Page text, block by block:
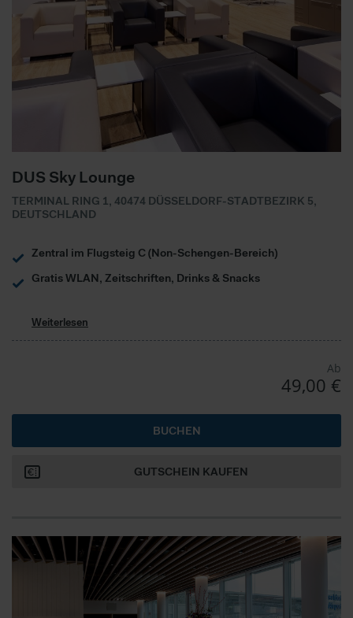
DUS Sky Lounge
TERMINAL RING 1, 40474 DÜSSELDORF-STADTBEZIRK 5,
DEUTSCHLAND
Zentral im Flugsteig C (Non-Schengen-Bereich)
Gratis WLAN, Zeitschriften, Drinks & Snacks
Weiterlesen
Ab
49,00 €
BUCHEN
GUTSCHEIN KAUFEN